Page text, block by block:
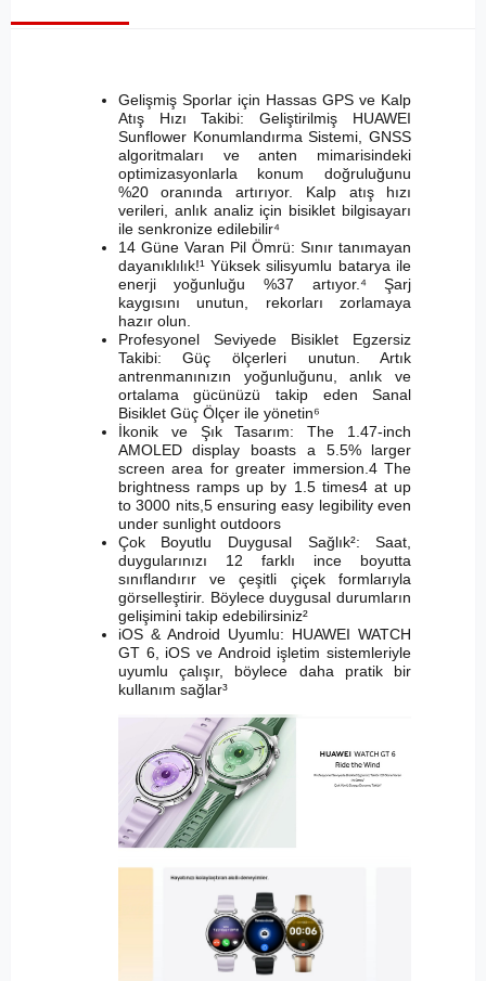
Gelişmiş Sporlar için Hassas GPS ve Kalp
Atış Hızı Takibi: Geliştirilmiş HUAWEI
Sunflower Konumlandırma Sistemi, GNSS
algoritmaları ve anten mimarisindeki
optimizasyonlarla konum doğruluğunu
%20 oranında artırıyor. Kalp atış hızı
verileri, anlık analiz için bisiklet bilgisayarı
ile senkronize edilebilir⁴
14 Güne Varan Pil Ömrü: Sınır tanımayan
dayanıklılık!¹ Yüksek silisyumlu batarya ile
enerji yoğunluğu %37 artıyor.⁴ Şarj
kaygısını unutun, rekorları zorlamaya
hazır olun.
Profesyonel Seviyede Bisiklet Egzersiz
Takibi: Güç ölçerleri unutun. Artık
antrenmanınızın yoğunluğunu, anlık ve
ortalama gücünüzü takip eden Sanal
Bisiklet Güç Ölçer ile yönetin⁶
İkonik ve Şık Tasarım: The 1.47-inch
AMOLED display boasts a 5.5% larger
screen area for greater immersion.4 The
brightness ramps up by 1.5 times4 at up
to 3000 nits,5 ensuring easy legibility even
under sunlight outdoors
Çok Boyutlu Duygusal Sağlık²: Saat,
duygularınızı 12 farklı ince boyutta
sınıflandırır ve çeşitli çiçek formlarıyla
görselleştirir. Böylece duygusal durumların
gelişimini takip edebilirsiniz²
iOS & Android Uyumlu: HUAWEI WATCH
GT 6, iOS ve Android işletim sistemleriyle
uyumlu çalışır, böylece daha pratik bir
kullanım sağlar³